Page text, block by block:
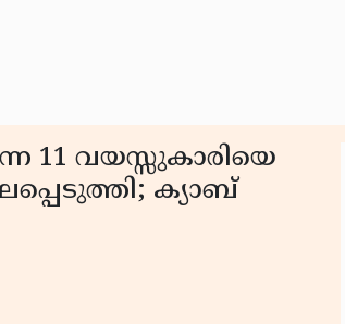
11 വയസ്സുകാരിയെ
ക്യാബ്